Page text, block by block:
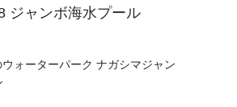
ジャンボ海水プール
ォーターパーク ナガシマジャン